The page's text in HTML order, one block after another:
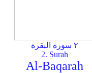
٢ سورة البقرة
2. Surah
Al-Baqarah